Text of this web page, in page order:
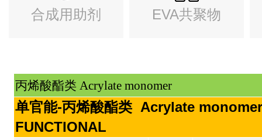
合成用助剂 EVA共聚物
丙烯酸酯类 Acrylate monomer
单官能-丙烯酸酯类 Acrylate
FUNCTIONAL